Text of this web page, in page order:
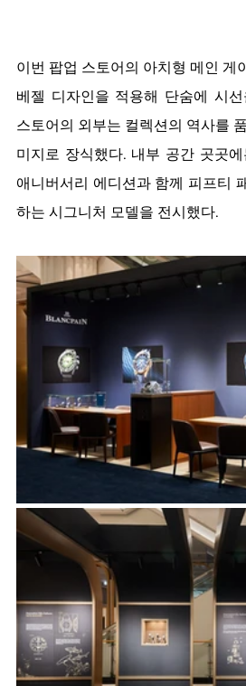
이번 팝업 스토어의 아치형 메인 게
베젤 디자인을 적용해 단숨에 시
스토어의 외부는 컬렉션의 역사를
미지로 장식했다. 내부 공간 곳곳
애니버서리 에디션과 함께 피프티
하는 시그니처 모델을 전시했다.